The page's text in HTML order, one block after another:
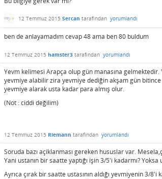
12 Temmuz 2015 Sercan tarafından yorumlandı
ben de anlayamadım cevap 48 ama ben 80 buldum
12 Temmuz 2015 hamster3 tarafından yorumlandı
Yevm kelimesi Arapça olup gün manasına
yevmiye alabilir zira yevmiye dediğin akşam gün bitince
yevmiye alarak usta kadar para almış olur.
(Not : ciddi değilim)
12 Temmuz 2015 Riemann tarafından yorumlandı
Soruda bazı açiklanması gereken hususlar var.
Yani ustanın bir saatte yaptığı işin 3/5'i kadarmı?
Ayrıca çırak bir saatte ustasının aldığı yevmiyenin 3/